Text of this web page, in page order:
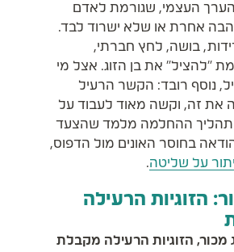
העצמי, שגורמת לאדם
אחרת או שלא ישרוד לבד.
בושה, לחץ חברתי,
"להציל" את בן הזוג. אצל מי
נוסף רובד: הקשר הרעיל
את זה, וקשה מאוד לעבוד על
תהליך ההחלמה מלמד שהצעד
בחוסר האונים מול הדפוס,
על שליטה.
הזוגיות הרעילה
הזוגיות הרעילה מקבלת